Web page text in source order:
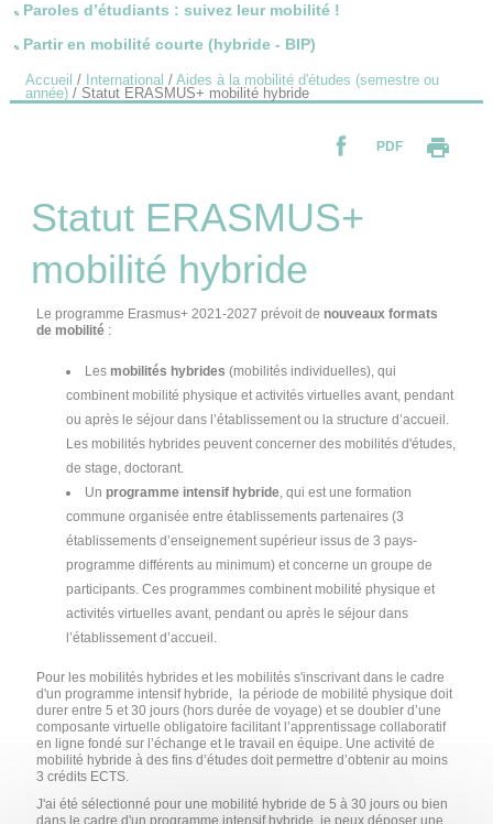
Paroles d’étudiants : suivez leur mobilité !
Partir en mobilité courte (hybride - BIP)
Accueil / International / Aides à la mobilité d'études (semestre ou
année)/ Statut ERASMUS+ mobilité hybride
PDF
Statut ERASMUS+
mobilité hybride
Le programme Erasmus+ 2021-2027 prévoit de nouveaux formats
de mobilité :
Les mobilités hybrides(mobilités individuelles), qui
combinent mobilité physique et activités virtuelles avant, pendant
ou après le séjour dans l’établissement ou la structure d’accueil.
Les mobilités hybrides peuvent concerner des mobilités d'études,
de stage, doctorant.
Un programme intensif hybride, qui est une formation
commune organisée entre établissements partenaires (3
établissements d’enseignement supérieur issus de 3 pays-
programme différents au minimum) et concerne un groupe de
participants. Ces programmes combinent mobilité physique et
activités virtuelles avant, pendant ou après le séjour dans
l’établissement d’accueil.
Pour les mobilités hybrides et les mobilités s'inscrivant dans le cadre
d'un programme intensif hybride, la période de mobilité physique doit
durer entre 5 et 30 jours (hors durée de voyage) et se doubler d’une
composante virtuelle obligatoire facilitant l’apprentissage collaboratif
en ligne fondé sur l’échange et le travail en équipe. Une activité de
mobilité hybride à des fins d’études doit permettre d’obtenir au moins
3 crédits ECTS.
J'ai été sélectionné pour une mobilité hybride de 5 à 30 jours ou bien
dans le cadre d'un programme intensif hybride, je peux déposer une